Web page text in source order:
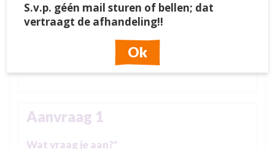
Aanvraag 1
Wat vraag je aan?*
S.v.p. géén mail sturen of bellen; dat
vertraagt de afhandeling!!
Ok